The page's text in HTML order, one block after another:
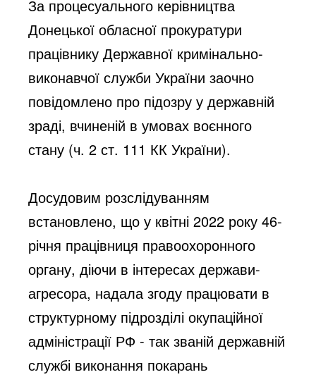
За процесуального керівництва
Донецької обласної прокуратури
працівнику Державної кримінально-
виконавчої служби України заочно
повідомлено про підозру у державній
зраді, вчиненій в умовах воєнного
стану (ч. 2 ст. 111 КК України).
Досудовим розслідуванням
встановлено, що у квітні 2022 року 46-
річня працівниця правоохоронного
органу, діючи в інтересах держави-
агресора, надала згоду працювати в
структурному підрозділі окупаційної
адміністрації РФ - так званій державній
службі виконання покарань